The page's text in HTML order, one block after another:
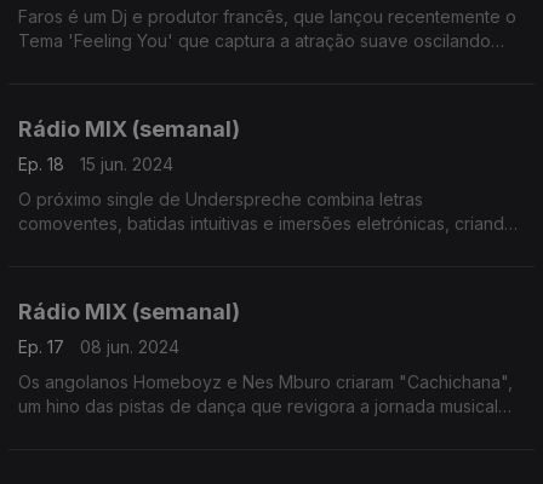
Faros é um Dj e produtor francês, que lançou recentemente o
Tema 'Feeling You' que captura a atração suave oscilando
Rádio MIX (semanal)
Ep. 18
15 jun. 2024
O próximo single de Underspreche combina letras
comoventes, batidas intuitivas e imersões eletrónicas, criando
Rádio MIX (semanal)
Ep. 17
08 jun. 2024
Os angolanos Homeboyz e Nes Mburo criaram "Cachichana",
um hino das pistas de dança que revigora a jornada musical